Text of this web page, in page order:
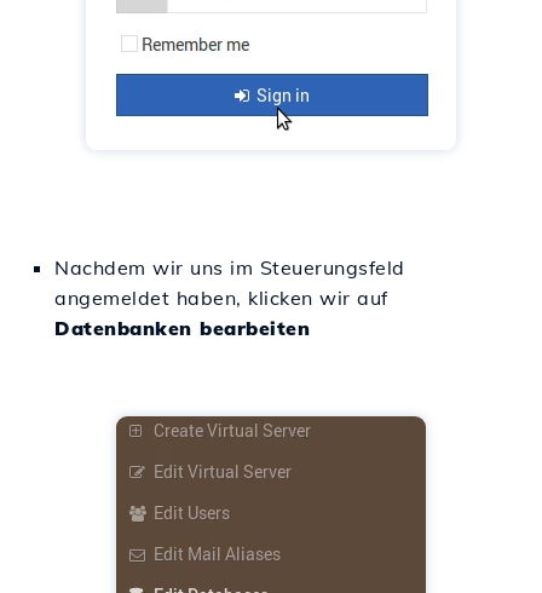
Nachdem wir uns im Steuerungsfeld
angemeldet haben, klicken wir auf
Datenbanken bearbeiten